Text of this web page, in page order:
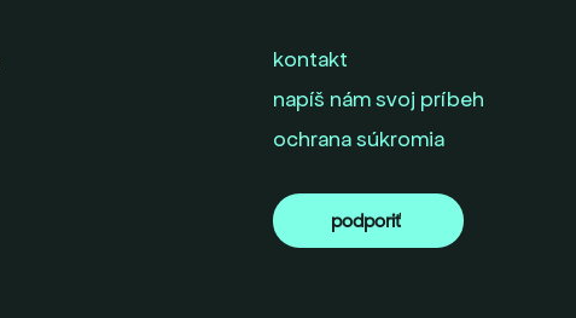
kontakt
napíš nám svoj príbeh
ochrana súkromia
podporiť